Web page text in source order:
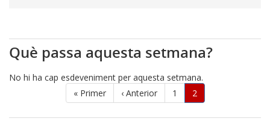
Què passa aquesta setmana?
No hi ha cap esdeveniment per aquesta setmana.
Primera
pàgina
« Primer
Pàgina
anterior
‹ Anterior Pàgina
1
Pàgina
actual
2